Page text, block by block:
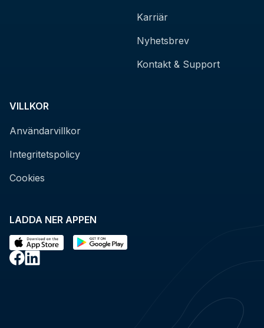
LADDA NER APPEN
Karriär
Nyhetsbrev
Kontakt & Support
VILLKOR
Användarvillkor
Integritetspolicy
Cookies